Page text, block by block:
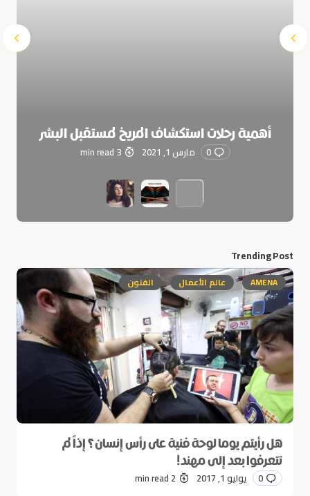
أهمية رحلات استكشاف المريخ لمستقبل البشر
0 مارس 1, 2021 3 min read
Trending Post
AMENA عالم الأعمال الفنون
هل رأيتم يوما لوحة فنية على رأس إنسان؟ إذاً لم
تتعرفوا بعد إلى مهند!
0 يوليو 1, 2017 2 min read